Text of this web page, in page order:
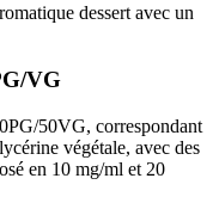
dessert avec un
VG
50VG, correspondant
végétale, avec des
en 10 mg/ml et 20